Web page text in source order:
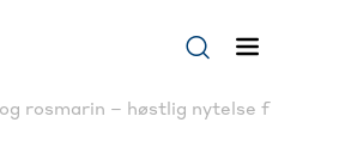
rosmarin – høstlig nytelse fra ovnen